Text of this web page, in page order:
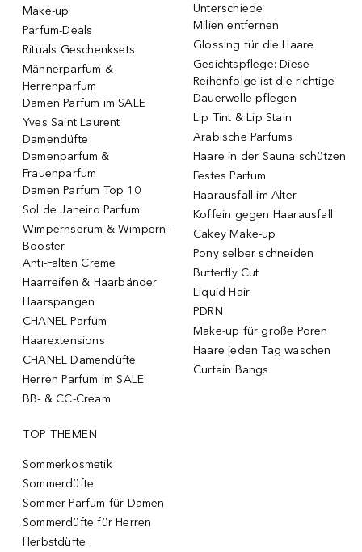
Make-up
Parfum-Deals
Rituals Geschenksets
Männerparfum &
Herrenparfum
Damen Parfum im SALE
Yves Saint Laurent
Damendüfte
Damenparfum &
Frauenparfum
Damen Parfum Top 10
Sol de Janeiro Parfum
Wimpernserum & Wimpern-
Booster
Anti-Falten Creme
Haarreifen & Haarbänder
Haarspangen
CHANEL Parfum
Haarextensions
CHANEL Damendüfte
Herren Parfum im SALE
BB- & CC-Cream
Unterschiede
Milien entfernen
Glossing für die Haare
Gesichtspflege: Diese
Reihenfolge ist die richtige
Dauerwelle pflegen
Lip Tint & Lip Stain
Arabische Parfums
Haare in der Sauna schützen
Festes Parfum
Haarausfall im Alter
Koffein gegen Haarausfall
Cakey Make-up
Pony selber schneiden
Butterfly Cut
Liquid Hair
PDRN
Make-up für große Poren
Haare jeden Tag waschen
Curtain Bangs
TOP THEMEN
Sommerkosmetik
Sommerdüfte
Sommer Parfum für Damen
Sommerdüfte für Herren
Herbstdüfte